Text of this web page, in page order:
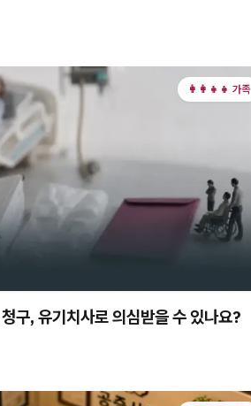
👩‍👩‍👧‍👧 가족
구, 유기치사로 의심받을 수 있나요?